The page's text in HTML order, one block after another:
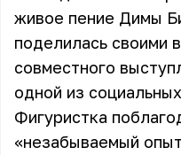
живое пение Димы
поделилась своими
совместного
одной из
Фигуристка
«незабываемый